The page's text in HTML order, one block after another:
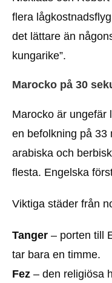
flera
det lättare än
kungarike”.
Marocko på 30
Marocko är ungefär
en befolkning på 33
arabiska och
flesta. Engelska
Viktiga städer från
Tanger – porten till
tar bara en timme.
Fez – den religiösa